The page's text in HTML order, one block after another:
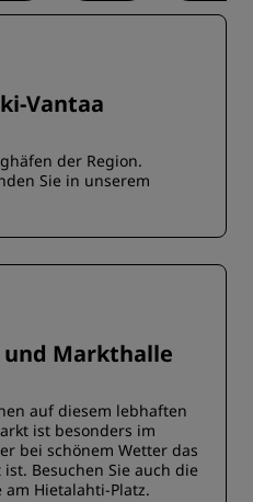
Vantaa
der Region.
Sie in unserem
Markthalle
auf diesem lebhaften
ist besonders im
bei schönem Wetter das
Besuchen Sie auch die
Hietalahti-Platz.